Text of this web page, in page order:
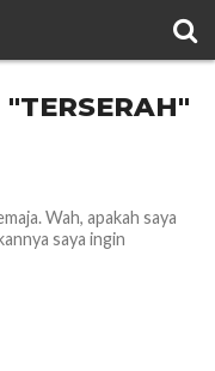
Wah, apakah saya
saya ingin